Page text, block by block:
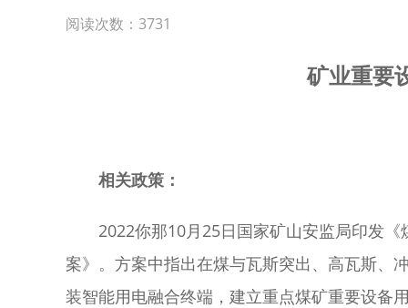
阅读次数：3731
矿业重要
相关政策：
2022你那10月25日国家矿山安监局印发
案》。方案中指出在煤与瓦斯突出、高瓦斯、
装智能用电融合终端，建立重点煤矿重要设备